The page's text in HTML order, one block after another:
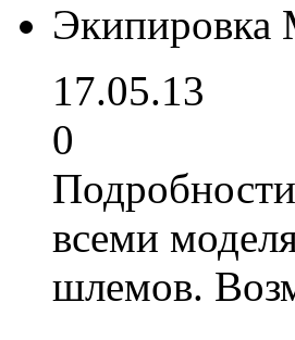
Экипировка
17.05.13
0
всеми
шлемов.